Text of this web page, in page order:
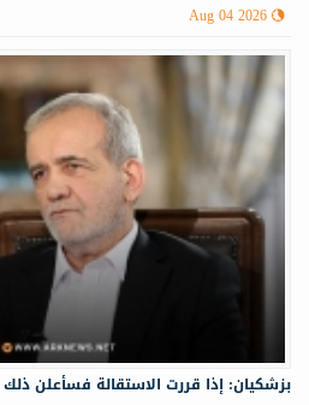
Aug 04 2026
بزشكيان: إذا قررت الاستقالة فسأعلن